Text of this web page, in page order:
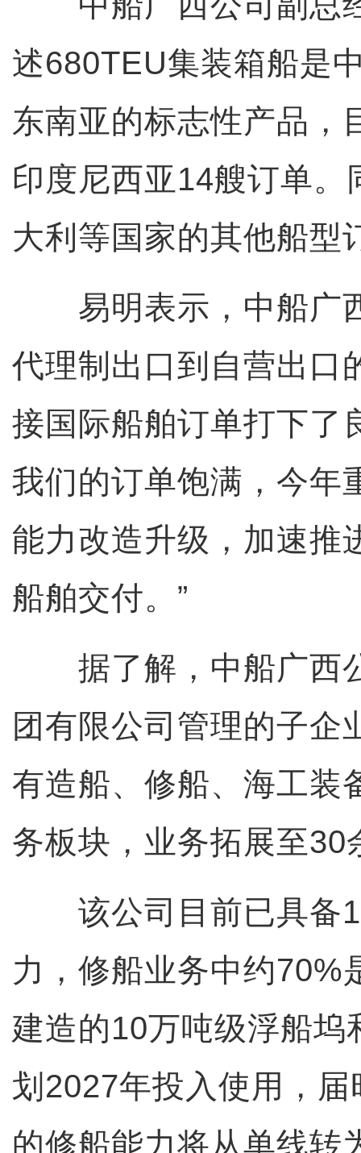
述680TEU集装箱船是
东南亚的标志性产品，
印度尼西亚14艘订单。
大利等国家的其他船型
易明表示，中船广
代理制出口到自营出口
接国际船舶订单打下了
我们的订单饱满，今年
能力改造升级，加速推
船舶交付。”
据了解，中船广西
团有限公司管理的子企
有造船、修船、海工装
务板块，业务拓展至30
该公司目前已具备
力，修船业务中约70%
建造的10万吨级浮船坞
划2027年投入使用，
的修船能力将从单线转